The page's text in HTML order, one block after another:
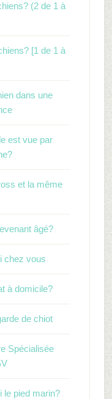
(2 de 1 à
[1 de 1 à
dans une
est vue par
et la même
âgé?
chez vous
à domicile?
de chiot
Spécialisée
le pied marin?